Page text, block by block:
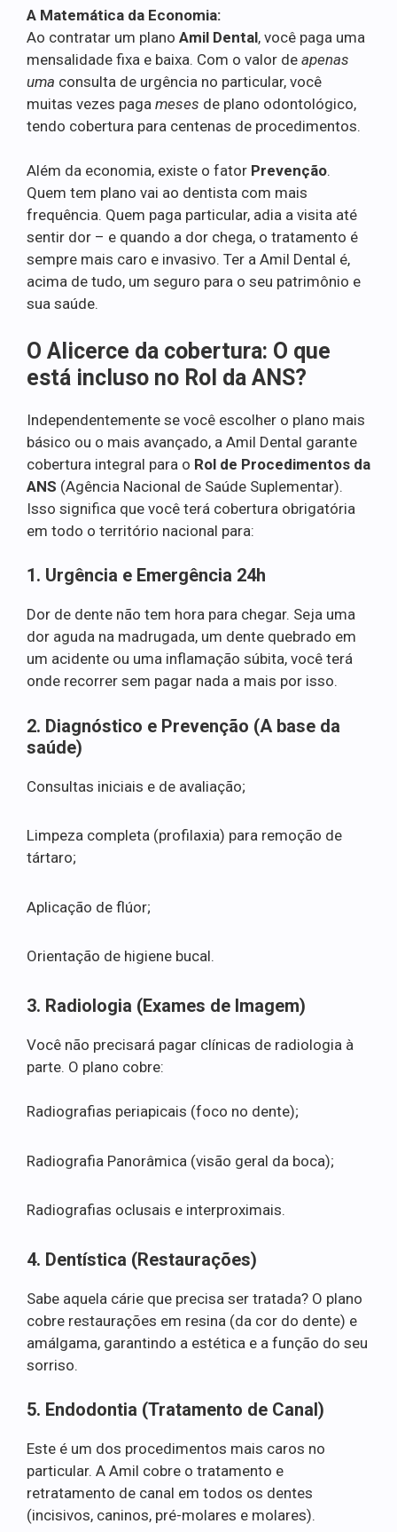
A Matemática da Economia:
Ao contratar um plano Amil Dental, você paga uma
mensalidade fixa e baixa. Com o valor de apenas
uma consulta de urgência no particular, você
muitas vezes paga meses de plano odontológico,
tendo cobertura para centenas de procedimentos.
Além da economia, existe o fator Prevenção.
Quem tem plano vai ao dentista com mais
frequência. Quem paga particular, adia a visita até
sentir dor – e quando a dor chega, o tratamento é
sempre mais caro e invasivo. Ter a Amil Dental é,
acima de tudo, um seguro para o seu patrimônio e
sua saúde.
O Alicerce da cobertura: O que
está incluso no Rol da ANS?
Independentemente se você escolher o plano mais
básico ou o mais avançado, a Amil Dental garante
cobertura integral para o Rol de Procedimentos da
ANS (Agência Nacional de Saúde Suplementar).
Isso significa que você terá cobertura obrigatória
em todo o território nacional para:
1. Urgência e Emergência 24h
Dor de dente não tem hora para chegar. Seja uma
dor aguda na madrugada, um dente quebrado em
um acidente ou uma inflamação súbita, você terá
onde recorrer sem pagar nada a mais por isso.
2. Diagnóstico e Prevenção (A base da
saúde)
Consultas iniciais e de avaliação;
Limpeza completa (profilaxia) para remoção de
tártaro;
Aplicação de flúor;
Orientação de higiene bucal.
3. Radiologia (Exames de Imagem)
Você não precisará pagar clínicas de radiologia à
parte. O plano cobre:
Radiografias periapicais (foco no dente);
Radiografia Panorâmica (visão geral da boca);
Radiografias oclusais e interproximais.
4. Dentística (Restaurações)
Sabe aquela cárie que precisa ser tratada? O plano
cobre restaurações em resina (da cor do dente) e
amálgama, garantindo a estética e a função do seu
sorriso.
5. Endodontia (Tratamento de Canal)
Este é um dos procedimentos mais caros no
particular. A Amil cobre o tratamento e
retratamento de canal em todos os dentes
(incisivos, caninos, pré-molares e molares).